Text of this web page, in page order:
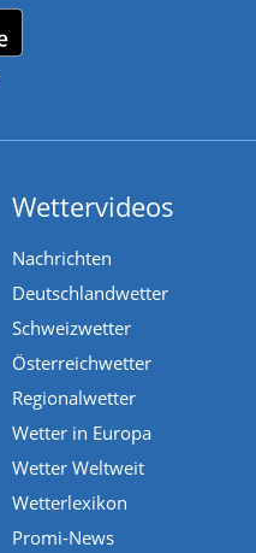
Wettervideos
Nachrichten
Deutschlandwetter
Schweizwetter
Österreichwetter
Regionalwetter
Wetter in Europa
Wetter Weltweit
Wetterlexikon
Promi-News